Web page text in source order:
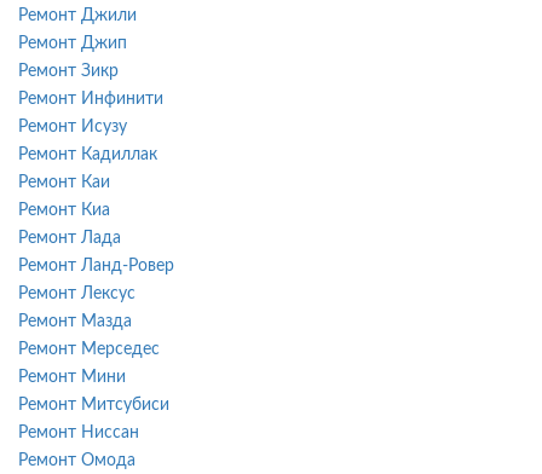
Ремонт Джили
Ремонт Джип
Ремонт Зикр
Ремонт Инфинити
Ремонт Исузу
Ремонт Кадиллак
Ремонт Каи
Ремонт Киа
Ремонт Лада
Ремонт Ланд-Ровер
Ремонт Лексус
Ремонт Мазда
Ремонт Мерседес
Ремонт Мини
Ремонт Митсубиси
Ремонт Ниссан
Ремонт Омода